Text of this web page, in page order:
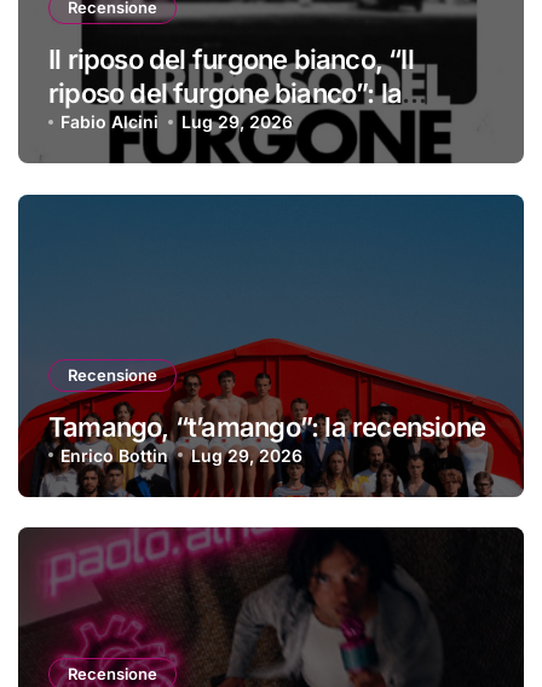
Recensione
Il riposo del furgone bianco, “Il
riposo del furgone bianco”: la
recensione
Fabio Alcini Lug 29, 2026
Recensione
Tamango, “t’amango”: la recensione
Enrico Bottin Lug 29, 2026
Recensione